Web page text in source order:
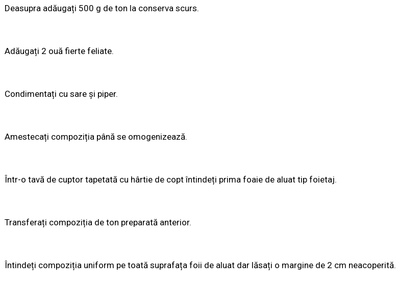
Deasupra adăugați 500 g de ton la conserva scurs.
Adăugați 2 ouă fierte feliate.
Condimentați cu sare și piper.
Amestecați compoziția până se omogenizează.
Într-o tavă de cuptor tapetată cu hârtie de copt întindeți prima foaie de aluat tip foietaj.
Transferați compoziția de ton preparată anterior.
Întindeți compoziția uniform pe toată suprafața foii de aluat dar lăsați o margine de 2 cm neacoperită.